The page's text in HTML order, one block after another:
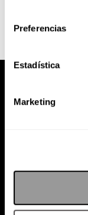
Preferencias
Estadística
Marketing
PODCAST